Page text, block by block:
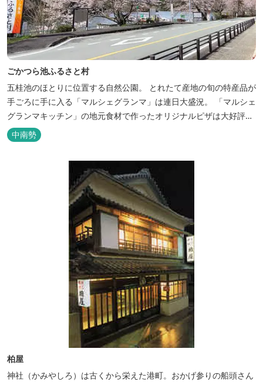
ごかつら池ふるさと村
五桂池のほとりに位置する自然公園。 とれたて産地の旬の特産品が
手ごろに手に入る「マルシェグランマ」は連日大盛況。 「マルシェ
グランマキッチン」の地元食材で作ったオリジナルピザは大好評！
バーベキューも楽しめます。食材と必要な道具がセットになった
「手ぶらバーベキューセット」も人気です。 『ごかつら池どうぶつ
パーク』近くにあります。 多気町観光協会のフェイスブックでは多
中南勢
柏屋
神社（かみやしろ）は古くから栄えた港町。おかげ参りの船頭さん